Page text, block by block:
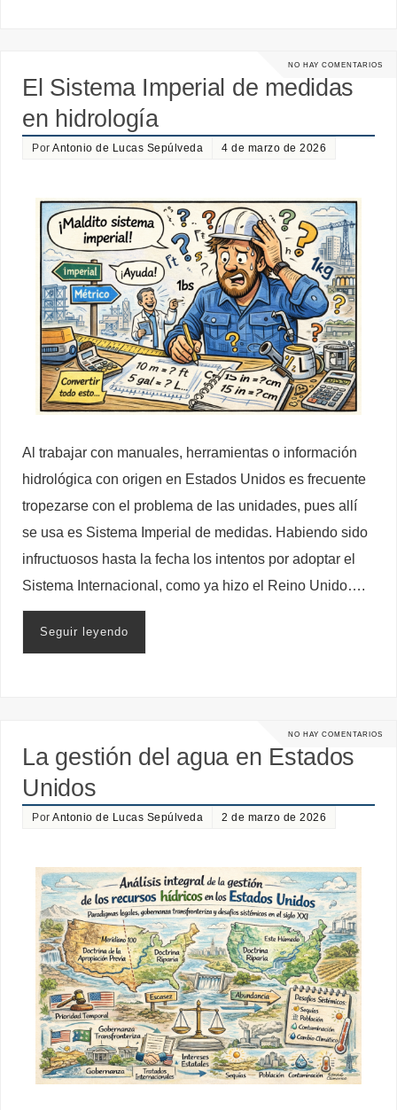
NO HAY COMENTARIOS
El Sistema Imperial de medidas
en hidrología
PorAntonio de Lucas Sepúlveda 4 de marzo de 2026
Al trabajar con manuales, herramientas o información
hidrológica con origen en Estados Unidos es frecuente
tropezarse con el problema de las unidades, pues allí
se usa es Sistema Imperial de medidas. Habiendo sido
infructuosos hasta la fecha los intentos por adoptar el
Sistema Internacional, como ya hizo el Reino Unido….
Seguir leyendo
NO HAY COMENTARIOS
La gestión del agua en Estados
Unidos
PorAntonio de Lucas Sepúlveda 2 de marzo de 2026